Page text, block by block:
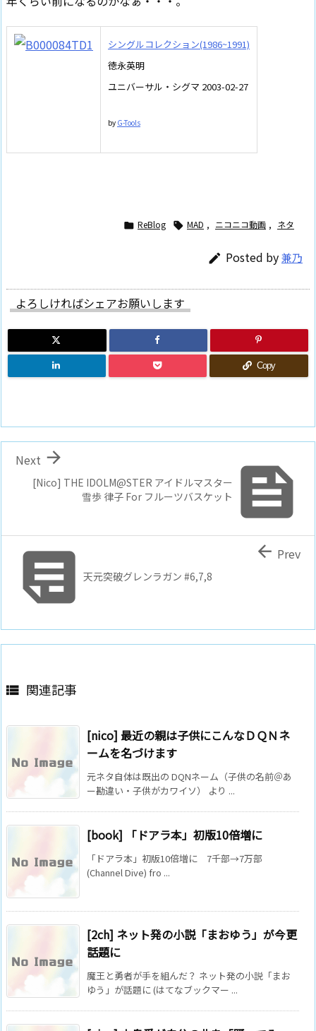
シングルコレクション(1986~1991)
徳永英明
ユニバーサル・シグマ 2003-02-27
by G-Tools
 ReBlog  MAD , ニコニコ動画 , ネタ
 Posted by兼乃
よろしければシェアお願いします
Copy

[Nico] THE IDOLM@STER アイドルマスター
雪歩 律子 For フルーツバスケット

Next
天元突破グレンラガン #6,7,8
 Prev
 関連記事
[nico] 最近の親は子供にこんなＤＱＮネ
ームを名づけます
元ネタ自体は既出の DQNネーム（子供の名前＠あ
ー勘違い・子供がカワイソ） より ...
[book] 「ドアラ本」初版10倍増に
「ドアラ本」初版10倍増に 7千部→7万部
(Channel Dive) fro ...
[2ch] ネット発の小説「まおゆう」が今更
話題に
魔王と勇者が手を組んだ？ ネット発の小説「まお
ゆう」が話題に (はてなブックマー ...